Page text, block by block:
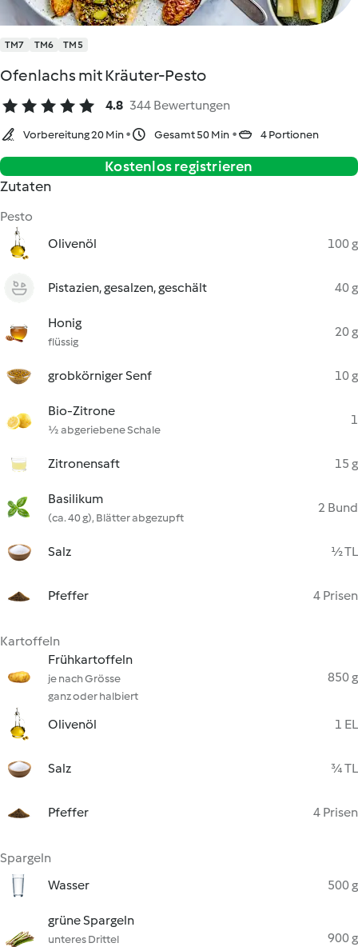
TM7 TM6 TM5
Ofenlachs mit Kräuter-Pesto
4.8 344 Bewertungen
Vorbereitung 20 Min Gesamt 50 Min 4 Portionen
Kostenlos registrieren
Zutaten
Pesto
Olivenöl
100 g
Pistazien, gesalzen, geschält 40 g
Honig
flüssig
20 g
grobkörniger Senf 10 g
Bio-Zitrone
½ abgeriebene Schale
1
Zitronensaft 15 g
Basilikum
(ca. 40 g), Blätter abgezupft
2 Bund
Salz ½ TL
Pfeffer 4 Prisen
Kartoffeln
Frühkartoffeln
je nach Grösse
ganz oder halbiert
850 g
Olivenöl 1 EL
Salz ¾ TL
Pfeffer 4 Prisen
Spargeln
Wasser
500 g
grüne Spargeln
unteres Drittel
900 g